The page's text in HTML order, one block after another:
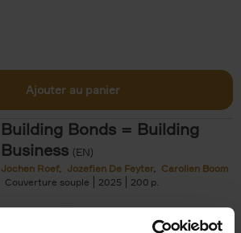
Ajouter au panier
Building Bonds = Building
Business (EN)
Jochen Roef Jozefien De Feyter
Carolien Boom
Couverture souple
2025 200
€29,99